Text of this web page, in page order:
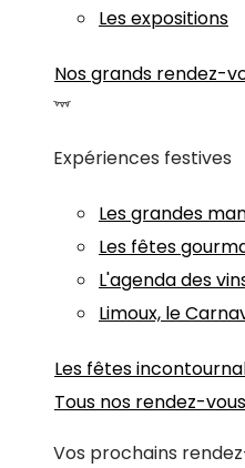
Les expositions
Nos grands rendez-
Expériences festives
Les grandes
Les fêtes
L'agenda des
Limoux, le
Les fêtes
Tous nos rendez-vous
Vos prochains